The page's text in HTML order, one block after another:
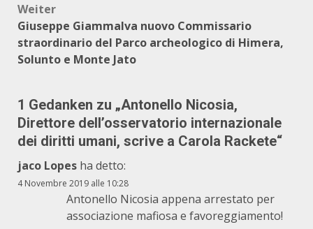
Weiter
Giuseppe Giammalva nuovo Commissario
straordinario del Parco archeologico di Himera,
Solunto e Monte Jato
1 Gedanken zu „Antonello Nicosia,
Direttore dell’osservatorio internazionale
dei diritti umani, scrive a Carola Rackete“
jaco Lopes ha detto:
4 Novembre 2019 alle 10:28
Antonello Nicosia appena arrestato per
associazione mafiosa e favoreggiamento!